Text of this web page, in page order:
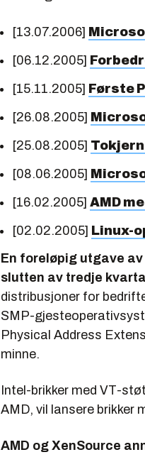
[13.07.2006]
[06.12.2005]
[15.11.2005] Første
[26.08.2005]
[25.08.2005]
[08.06.2005]
[16.02.2005] AMD
[02.02.2005] Linux-
En foreløpig utgave
slutten av tredje
distribusjoner for
SMP-
Physical Address
minne.
Intel-brikker med VT-
AMD, vil lansere brikker
AMD og XenSource